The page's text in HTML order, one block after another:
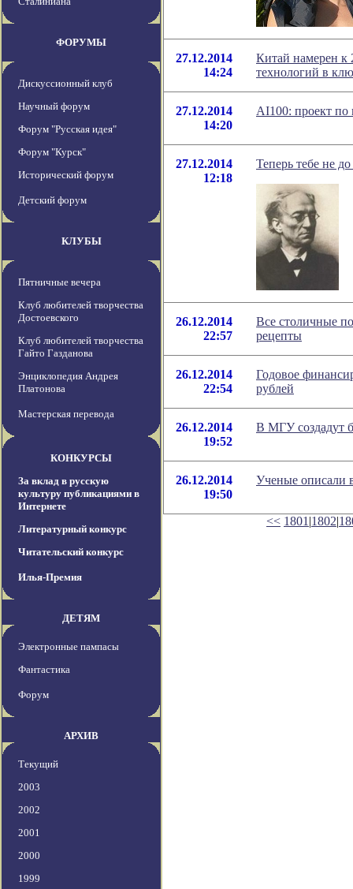
ФОРУМЫ
Дискуссионный клуб
Научный форум
Форум "Русская идея"
Форум "Курск"
Исторический форум
Детский форум
КЛУБЫ
Пятничные вечера
Клуб любителей творчества
Достоевского
Клуб любителей творчества
Гайто Газданова
Энциклопедия Андрея
Платонова
Мастерская перевода
КОНКУРСЫ
За вклад в русскую
культуру публикациями в
Интернете
Литературный конкурс
Читательский конкурс
Илья-Премия
ДЕТЯМ
Электронные пампасы
Фантастика
Форум
АРХИВ
Текущий
2003
2002
2001
2000
1999
27.12.2014
14:24
Китай намерен к
технологий в
27.12.2014
14:20
AI100: проект по
27.12.2014
12:18
Теперь тебе не
26.12.2014
22:57
Все столичные
рецепты
26.12.2014
22:54
Годовое
рублей
26.12.2014
19:52
В МГУ создадут
26.12.2014
19:50
Ученые описали
<< 1801 |1802|